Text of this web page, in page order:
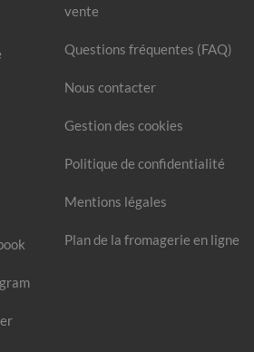
vente
Questions fréquentes (FAQ)
Nous contacter
Gestion des cookies
Politique de confidentialité
Mentions légales
Plan de la fromagerie en ligne